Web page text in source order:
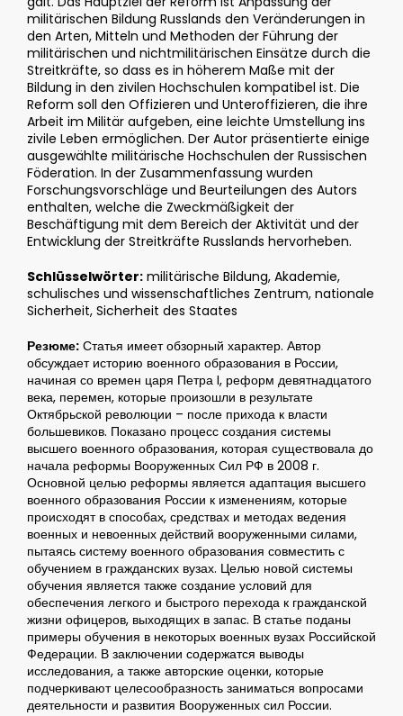
militärischen Bildung Russlands den Veränderungen in
den Arten, Mitteln und Methoden der Führung der
militärischen und nichtmilitärischen Einsätze durch die
Streitkräfte, so dass es in höherem Maße mit der
Bildung in den zivilen Hochschulen kompatibel ist. Die
Reform soll den Offizieren und Unteroffizieren, die ihre
Arbeit im Militär aufgeben, eine leichte Umstellung ins
zivile Leben ermöglichen. Der Autor präsentierte einige
ausgewählte militärische Hochschulen der Russischen
Föderation. In der Zusammenfassung wurden
Forschungsvorschläge und Beurteilungen des Autors
enthalten, welche die Zweckmäßigkeit der
Beschäftigung mit dem Bereich der Aktivität und der
Entwicklung der Streitkräfte Russlands hervorheben.
Schlüsselwörter: militärische Bildung, Akademie,
schulisches und wissenschaftliches Zentrum, nationale
Sicherheit, Sicherheit des Staates
Резюме: Статья имеет обзорный характер. Автор
обсуждает историю военного образования в России,
начиная со времен царя Петра I, реформ девятнадцатого
века, перемен, которые произошли в результате
Октябрьской революции – после прихода к власти
большевиков. Показано процесс создания системы
высшего военного образования, которая существовала до
начала реформы Вооруженных Сил РФ в 2008 г.
Основной целью реформы является адаптация высшего
военного образования России к изменениям, которые
происходят в способах, средствах и методах ведения
военных и невоенных действий вооруженными силами,
пытаясь систему военного образования совместить с
обучением в гражданских вузах. Целью новой системы
обучения является также создание условий для
обеспечения легкого и быстрого перехода к гражданской
жизни офицеров, выходящих в запас. В статье поданы
примеры обучения в некоторых военных вузах Российской
Федерации. В заключении содержатся выводы
исследования, а также авторские оценки, которые
подчеркивают целесообразность заниматься вопросами
деятельности и развития Вооруженных сил России.